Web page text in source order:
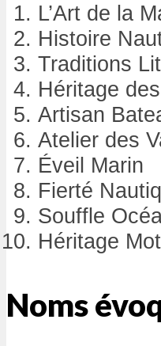
L’Art de la
Histoire
Traditions
Héritage
Artisan
Atelier des
Éveil Marin
Fierté
Souffle
Héritage
Noms